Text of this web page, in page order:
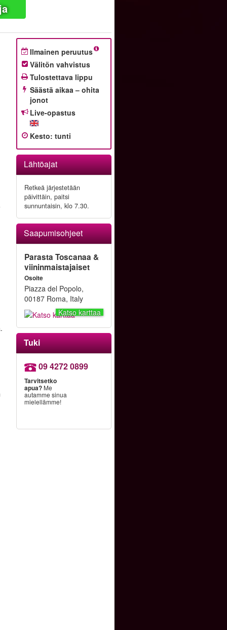
Ilmainen peruutus
Välitön vahvistus
Tulostettava lippu
Säästä aikaa – ohita
jonot
Live-opastus
Kesto: tunti
Lähtöajat
Retkeä järjestetään
päivittäin, paitsi
sunnuntaisin, klo 7.30.
Saapumisohjeet
Parasta Toscanaa &
viininmaistajaiset
Osoite
Piazza del Popolo,
00187 Roma, Italy
Katso karttaa
Tuki
09 4272 0899
Tarvitsetko
apua?Me
autamme sinua
mielellämme!